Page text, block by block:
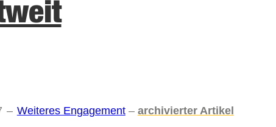
– Weiteres Engagement– archivierter Artikel